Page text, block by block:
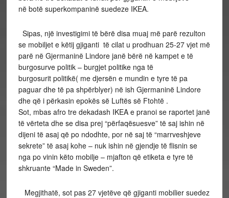
në botë superkompaninë suedeze IKEA.
Sipas, një investigimi të bërë disa muaj më parë rezulton
se mobiljet e këtij gjiganti të cilat u prodhuan 25-27 vjet më
parë në Gjermaninë Lindore janë bërë në kampet e të
burgosurve politik – burgjet politike nga të
burgosurit politikë( me djersën e mundin e tyre të pa
paguar dhe të pa shpërblyer) në ish Gjermaninë Lindore
dhe që i përkasin epokës së Luftës së Ftohtë .
Sot, mbas afro tre dekadash IKEA e pranoi se raportet janë
të vërteta dhe se disa prej “përfaqësuesve” të saj ishin në
dijeni të asaj që po ndodhte, por në saj të “marrveshjeve
sekrete” të asaj kohe – nuk ishin në gjendje të flisnin se
nga po vinin këto mobilje – mjafton që etiketa e tyre të
shkruante “Made in Sweden”.
Megjithatë, sot pas 27 vjetëve që gjiganti mobilier suedez